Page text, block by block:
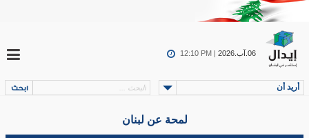
06.آب.2026 12:10 PM |
أريد أن
لمحة عن لبنان